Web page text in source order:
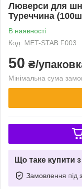
Люверси для
Туреччина
В наявності
Код: MET-STAB:F003
50 ₴/
Мінімальна сума
Що таке купити
Замовлення під